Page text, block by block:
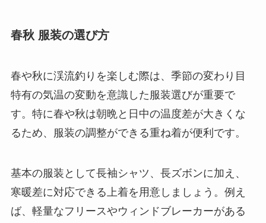
春秋 服装の選び方
春や秋に渓流釣りを楽しむ際は、季節の変わり目
特有の気温の変動を意識した服装選びが重要で
す。特に春や秋は朝晩と日中の温度差が大きくな
るため、服装の調整ができる重ね着が便利です。
基本の服装として長袖シャツ、長ズボンに加え、
寒暖差に対応できる上着を用意しましょう。例え
ば、軽量なフリースやウィンドブレーカーがある